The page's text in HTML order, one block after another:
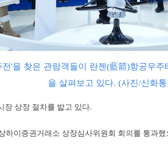
'을 찾은 관람객들이 란젠(藍箭)항공우
을 살펴보고 있다. (사진/신화
장 상장 절차를 밟고 있다.
하이증권거래소 상장심사위원회 회의를 통과